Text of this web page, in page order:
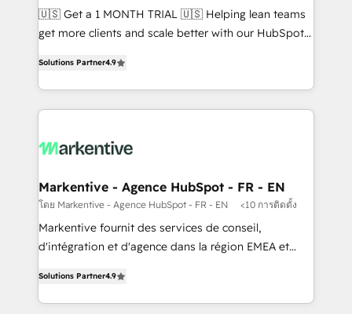
Build high-performing websites with UX, messaging,
& conversion strategy that drive results. 🤖AI
AI, & maximize AEO with tailored AI services. 🧩
Integrations: Extend HubSpot with custom
🇺🇸 Get a 1 MONTH TRIAL 🇺🇸 Helping lean teams
get more clients and scale better with our HubSpot
Win more business - Reduce no-shows - Improve
lead & deal conversion rates - Scale with less
What do you get? 🤓 Our client's are too busy to
Personal Consultant + Tech Team to handle the
heavy lifting of mapping out AND building your ideal
system. + Get best practices and 'don't know what
you don't know' recommendations to maximize
6,500+ Partners) and was named 2023 HubSpot
Partner of the Year 💥 Trusted by 2,500+ companies
Solutions Partner4.9
Markentive - Agence HubSpot - FR - EN
โดย Markentive - Agence HubSpot - FR - EN <10 การติดตั้ง
Markentive fournit des services de conseil,
d'intégration et d'agence dans la région EMEA et
marketing automation, Growth, Revops, CRM et
webdesign. Markentive is both a consulting firm, a
Solutions Partner4.9